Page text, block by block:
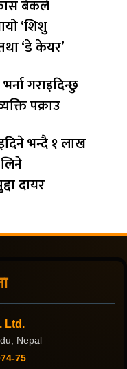
बैंकले
‘शिशु
‘डे केयर’
गराइदिन्छु
पक्राउ
भन्दै १ लाख
दायर
Ltd.
Nepal
75